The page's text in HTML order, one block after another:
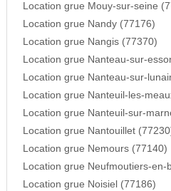
Location grue Mouy-sur-seine
Location grue Nandy (77176)
Location grue Nangis (77370)
Location grue Nanteau-sur-
Location grue Nanteau-sur-
Location grue Nanteuil-les-
Location grue Nanteuil-sur-
Location grue Nantouillet
Location grue Nemours (77140)
Location grue Neufmoutiers-en-
Location grue Noisiel (77186)